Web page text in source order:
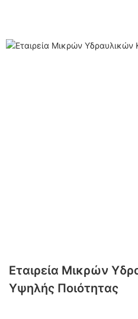
Εταιρεία Μικρών
Υψηλής Ποιότητας